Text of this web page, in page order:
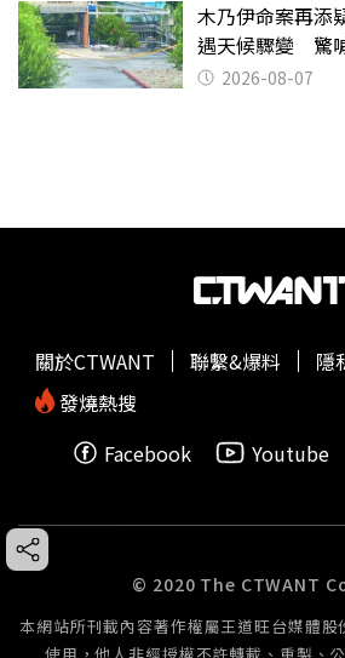
木乃伊命案再添
遇天候驟變 驚
2026-08-07
關於CTWANT 聯繫&爆料
隱
發燒熱搜
Facebook
Youtube
© 2020 The CTWANT
本網站所刊載內容著作權屬王道旺台媒體